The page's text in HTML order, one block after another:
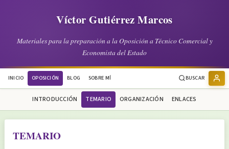
Víctor Gutiérrez Marcos
Materiales para la preparación a la Oposición a Técnico Comercial y
Economista del Estado
INICIO OPOSICIÓN BLOG SOBRE MÍ BUSCAR
INTRODUCCIÓN TEMARIO ORGANIZACIÓN ENLACES
TEMARIO